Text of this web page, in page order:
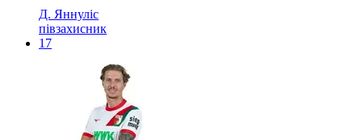
Д. Яннуліс
півзахисник
17